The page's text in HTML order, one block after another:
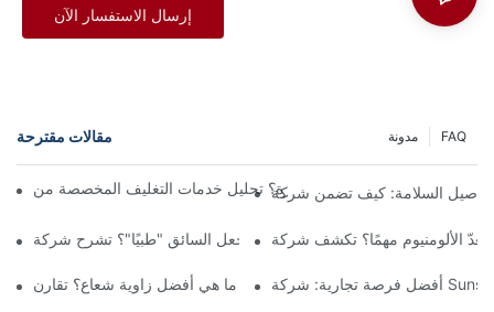
إرسال الاستفسار الآن
مقالات مقترحة FAQ مدونة